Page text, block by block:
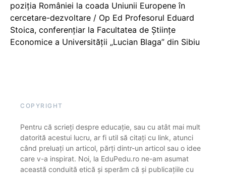
poziția României la coada Uniunii Europene în
cercetare-dezvoltare / Op Ed Profesorul Eduard
Stoica, conferențiar la Facultatea de Științe
Economice a Universității „Lucian Blaga” din Sibiu
COPYRIGHT
Pentru că scrieți despre educație, sau cu atât mai mult
datorită acestui lucru, ar fi util să citați cu link, atunci
când preluați un articol, părți dintr-un articol sau o idee
care v-a inspirat. Noi, la EduPedu.ro ne-am asumat
această conduită etică și sperăm că și publicațiile cu